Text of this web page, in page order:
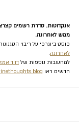
אנקדוטות. סדרת רשמים
ממש לאחרונה.
פוסט ביוגרפי על ריבוי
לאחרונה.
למחשבות נוספות של דויד
חדשים ראו